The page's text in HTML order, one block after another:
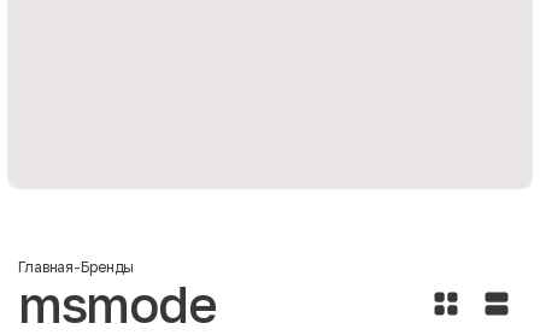
Главная-Бренды
msmode